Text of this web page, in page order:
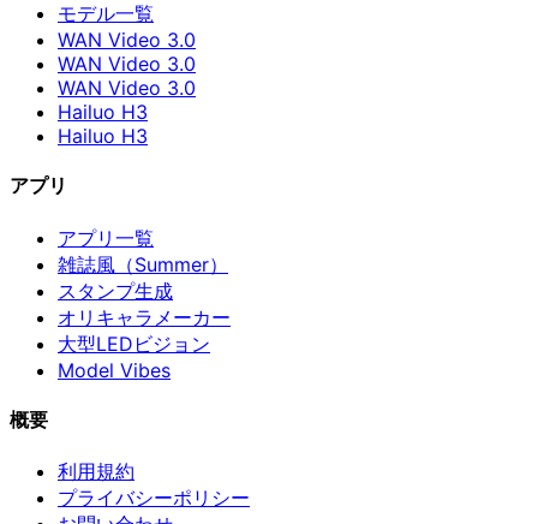
モデル一覧
WAN Video 3.0
WAN Video 3.0
WAN Video 3.0
Hailuo H3
Hailuo H3
アプリ
アプリ一覧
雑誌風（Summer）
スタンプ生成
オリキャラメーカー
大型LEDビジョン
Model Vibes
概要
利用規約
プライバシーポリシー